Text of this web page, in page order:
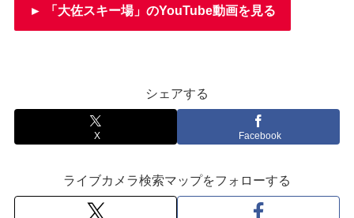
► 「大佐スキー場」のYouTube動画を見る
シェアする
X Facebook
ライブカメラ検索マップをフォローする